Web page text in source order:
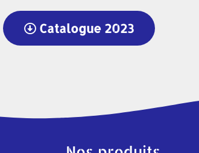
Catalogue 2023